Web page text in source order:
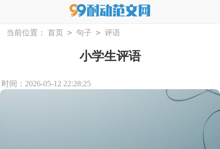
当前位置： 首页 > 句子 > 评语
小学生评语
时间：2026-05-12 22:28:25